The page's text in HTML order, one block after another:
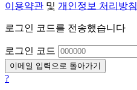
이용약관 및 개인정보 처리방침
로그인 코드를 전송했습니다
로그인 코드
이메일 입력으로 돌아가기
?